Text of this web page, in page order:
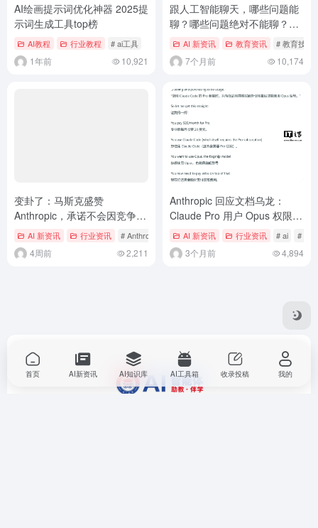
AI绘画提示词优化神器 2025提
示词生成工具top榜
AI教程 行业教程 # ai工具
1年前 10,921
跟人工智能聊天，哪些问题能
聊？哪些问题绝对不能聊？为
什么？
AI 新资讯 教育资讯 # 教育技术
7个月前 10,174
变卦了：马斯克盛赞
Anthropic，承诺不会因竞争将
其赶出 SpaceX 服务器
AI 新资讯 行业资讯 # Anthropic # SpaceX # 马斯克
4周前 2,211
Anthropic 回应文档乌龙：
Claude Pro 用户 Opus 权限并
未取消
AI 新资讯 行业资讯 # ai #
3个月前 4,894
首页 AI新资讯 AI知识库 AI工具箱 收录投稿 我的